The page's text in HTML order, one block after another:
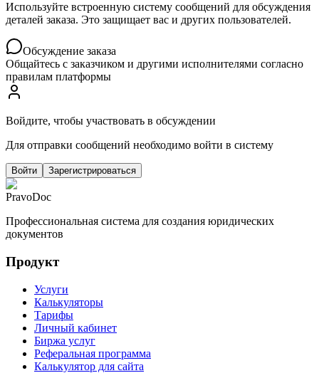
Используйте встроенную систему сообщений для обсуждения
деталей заказа. Это защищает вас и других пользователей.
Обсуждение заказа
Общайтесь с заказчиком и другими исполнителями согласно
правилам платформы
Войдите, чтобы участвовать в обсуждении
Для отправки сообщений необходимо войти в систему
Войти Зарегистрироваться
PravoDoc
Профессиональная система для создания юридических
документов
Продукт
Услуги
Калькуляторы
Тарифы
Личный кабинет
Биржа услуг
Реферальная программа
Калькулятор для сайта